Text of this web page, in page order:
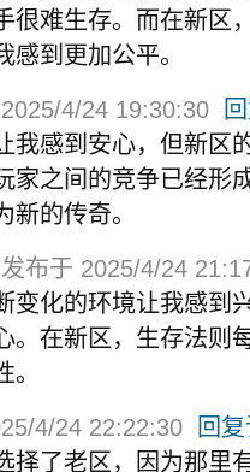
很难生存。而在新区
感到更加公平。
4/24 19:30:30
我感到安心，但新区
家之间的竞争已经形
新的传奇。
发布于 2025/4/24
变化的环境让我感到
。在新区，生存法则
4/24 22:22:30
回
择了老区，因为那里